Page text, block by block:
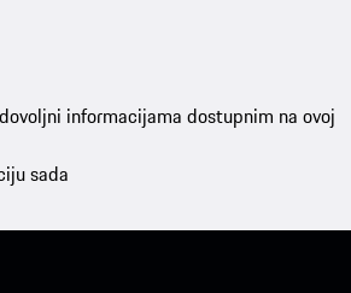
informacijama dostupnim na ovoj
sada